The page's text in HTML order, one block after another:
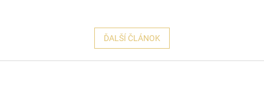
ĎALŠÍ ČLÁNOK